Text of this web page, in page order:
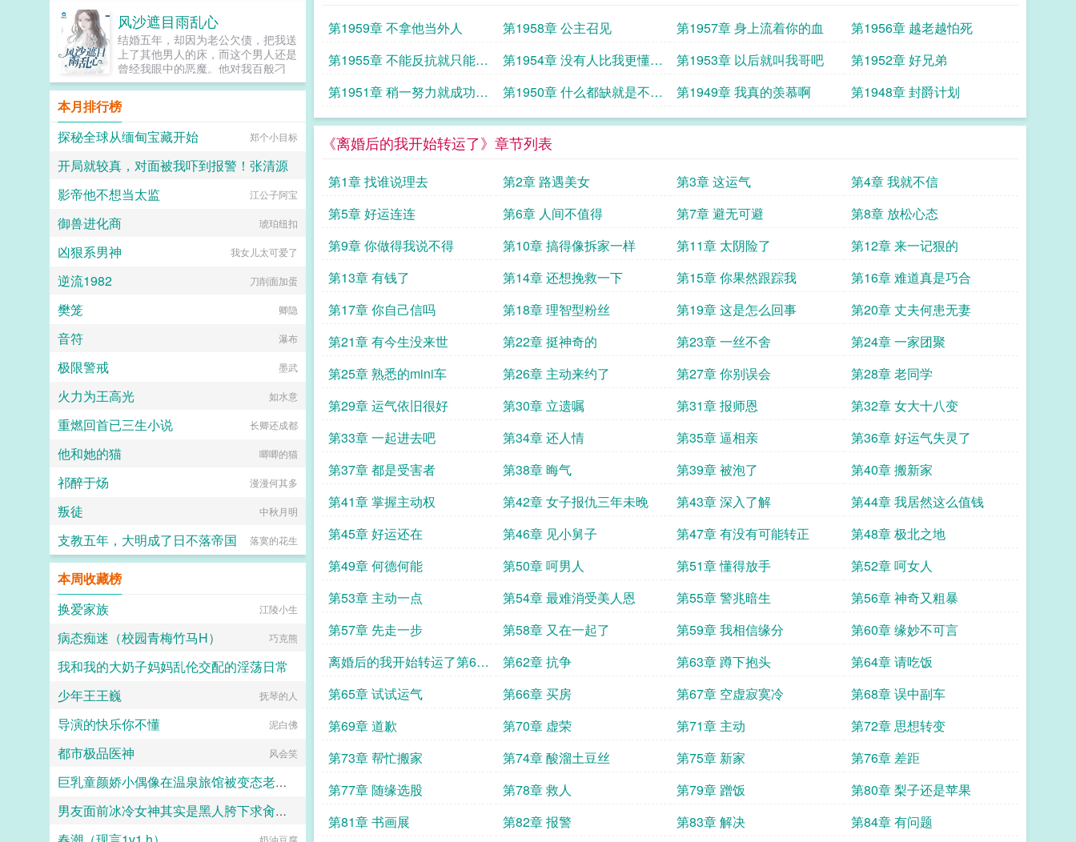
第1959章 不拿他当外人 第1958章 公主召见 第1957章 身上流着你的血
第1956章 越老越怕死
第1955章 不能反抗就只能受
着了
第1954章 没有人比我更懂泡
妞
第1953章 以后就叫我哥吧
第1952章 好兄弟
第1951章 稍一努力就成功在
望
第1950章 什么都缺就是不缺
钱
第1949章 我真的羡慕啊 第1948章 封爵计划
《离婚后的我开始转运了》章节列表
第1章 找谁说理去 第2章 路遇美女 第3章 这运气
第4章 我就不信
第5章 好运连连
第6章 人间不值得 第7章 避无可避
第8章 放松心态
第9章 你做得我说不得
第10章 搞得像拆家一样 第11章 太阴险了
第12章 来一记狠的
第13章 有钱了
第14章 还想挽救一下 第15章 你果然跟踪我
第16章 难道真是巧合
第17章 你自己信吗
第18章 理智型粉丝 第19章 这是怎么回事
第20章 丈夫何患无妻
第21章 有今生没来世
第22章 挺神奇的 第23章 一丝不舍
第24章 一家团聚
第25章 熟悉的mini车
第26章 主动来约了 第27章 你别误会
第28章 老同学
第29章 运气依旧很好
第30章 立遗嘱 第31章 报师恩
第32章 女大十八变
第33章 一起进去吧
第34章 还人情 第35章 逼相亲
第36章 好运气失灵了
第37章 都是受害者
第38章 晦气 第39章 被泡了
第40章 搬新家
第41章 掌握主动权
第42章 女子报仇三年未晚 第43章 深入了解
第44章 我居然这么值钱
第45章 好运还在
第46章 见小舅子 第47章 有没有可能转正
第48章 极北之地
第49章 何德何能
第50章 呵男人 第51章 懂得放手
第52章 呵女人
第53章 主动一点
第54章 最难消受美人恩 第55章 警兆暗生
第56章 神奇又粗暴
第57章 先走一步
第58章 又在一起了 第59章 我相信缘分
第60章 缘妙不可言
离婚后的我开始转运了第61
章 行你狠
第62章 抗争 第63章 蹲下抱头
第64章 请吃饭
第65章 试试运气
第66章 买房 第67章 空虚寂寞冷
第68章 误中副车
第69章 道歉
第70章 虚荣 第71章 主动
第72章 思想转变
第73章 帮忙搬家
第74章 酸溜土豆丝 第75章 新家
第76章 差距
第77章 随缘选股
第78章 救人 第79章 蹭饭
第80章 梨子还是苹果
第81章 书画展
第82章 报警 第83章 解决
第84章 有问题
归根。殊不知，倦鸟知还的星空冒
险，在时间的伟力下已成为唯一的希
望之旅。...
风沙遮目雨乱心
结婚五年，却因为老公欠债，把我送
上了其他男人的床，而这个男人还是
曾经我眼中的恶魔。他对我百般刁
滥，千般折磨，却又在我被老公嫌弃
肮脏，婆婆赶我出家门，别人都欺负
我时，站在我身旁帮着我一一还击。
他说，擦亮你的眼睛，看到底谁是你
余生该有的人。...
本月排行榜
探秘全球从缅甸宝藏开始
郑个小目标
开局就较真，对面被我吓到报警！张清源
观鱼的星河
影帝他不想当太监 江公子阿宝
御兽进化商 琥珀纽扣
凶狠系男神 我女儿太可爱了
逆流1982 刀削面加蛋
樊笼 卿隐
音符 瀑布
极限警戒 墨武
火力为王高光 如水意
重燃回首已三生小说 长卿还成都
他和她的猫 唧唧的猫
祁醉于炀 漫漫何其多
叛徒 中秋月明
支教五年，大明成了日不落帝国 落寞的花生
本周收藏榜
换爱家族
江陵小生
病态痴迷（校园青梅竹马H） 巧克熊
我和我的大奶子妈妈乱伦交配的淫荡日常
YUZU
少年王王巍 抚琴的人
导演的快乐你不懂 泥白佛
都市极品医神 风会笑
巨乳童颜娇小偶像在温泉旅馆被变态老板下药迷晕强暴调教最终成淫荡母猪便器
雾火の燃
男友面前冰冷女神其实是黑人胯下求肏求受孕的媚黑母狗、直播放送女神被黑人爆肏！
触手君
奶油豆腐